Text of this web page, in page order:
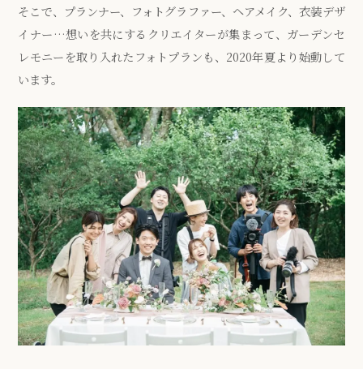
そこで、プランナー、フォトグラファー、ヘアメイク、衣装デザ
イナー…想いを共にするクリエイターが集まって、ガーデンセ
レモニーを取り入れたフォトプランも、2020年夏より始動して
います。